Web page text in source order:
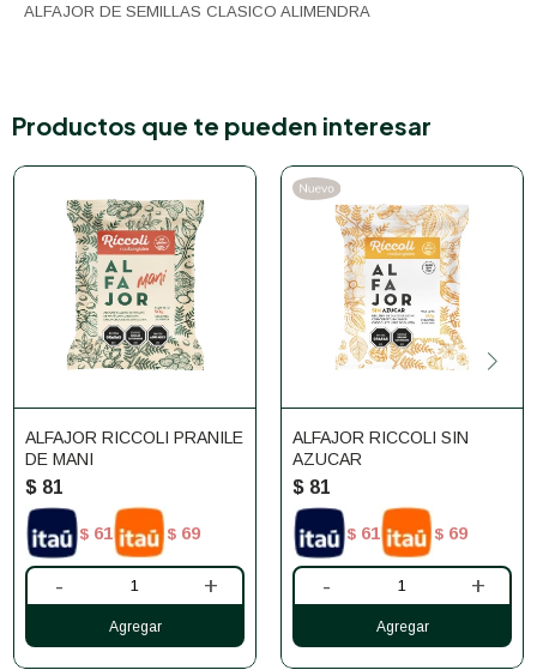
ALFAJOR DE SEMILLAS CLASICO ALIMENDRA
Productos que te pueden interesar
ALFAJOR RICCOLI PRANILE
DE MANI
$ 81
$ 61 $ 69
- +
ALFAJOR RICCOLI SIN
AZUCAR
$ 81
$ 61 $ 69
- +